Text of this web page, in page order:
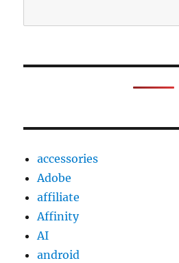
accessories
Adobe
affiliate
Affinity
AI
android